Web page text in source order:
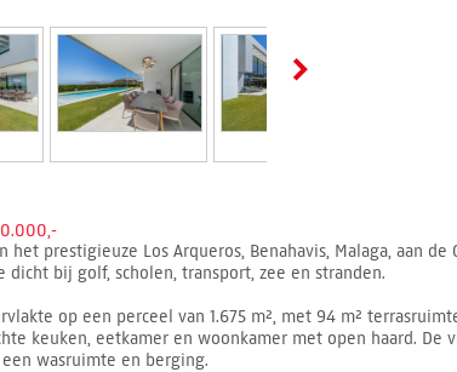
prestigieuze Los Arqueros, Benahavis, Malaga, aan
bij golf, scholen, transport, zee en stranden.
op een perceel van 1.675 m², met 94 m²
keuken, eetkamer en woonkamer met open haard.
wasruimte en berging.